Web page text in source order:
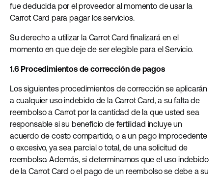
fue deducida por el proveedor al momento de usar la
Carrot Card para pagar los servicios.
Su derecho a utilizar la Carrot Card finalizará en el
momento en que deje de ser elegible para el Servicio.
1.6 Procedimientos de corrección de pagos
Los siguientes procedimientos de corrección se aplicarán
a cualquier uso indebido de la Carrot Card, a su falta de
reembolso a Carrot por la cantidad de la que usted sea
responsable si su beneficio de fertilidad incluye un
acuerdo de costo compartido, o a un pago improcedente
o excesivo, ya sea parcial o total, de una solicitud de
reembolso. Además, si determinamos que el uso indebido
de la Carrot Card o el pago de un reembolso se debe a su